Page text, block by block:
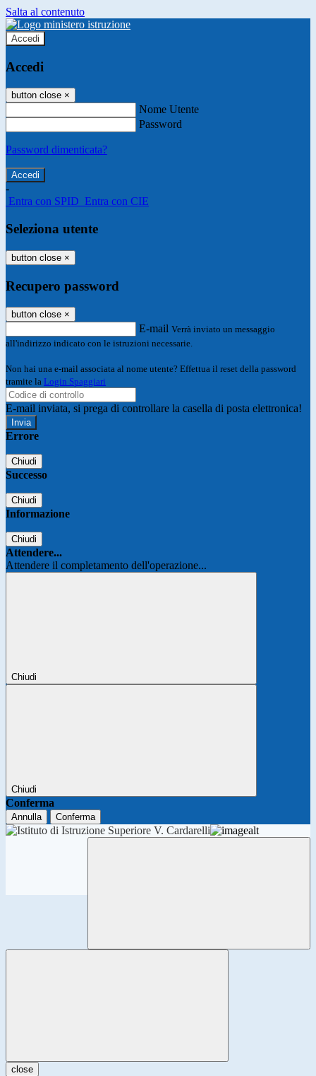
Salta al contenuto
Accedi
Accedi
button close ×
Nome Utente
Password
Password dimenticata?
-
Entra con SPID Entra con CIE
Seleziona utente
button close ×
Recupero password
button close ×
E-mail Verrà inviato un messaggio
all'indirizzo indicato con le istruzioni necessarie.
Non hai una e-mail associata al nome utente? Effettua il reset della password
tramite la Login Spaggiari
E-mail inviata, si prega di controllare la casella di posta elettronica!
Errore
Chiudi
Successo
Chiudi
Informazione
Chiudi
Attendere...
Attendere il completamento dell'operazione...
Chiudi
Chiudi
Conferma
Annulla Conferma
close